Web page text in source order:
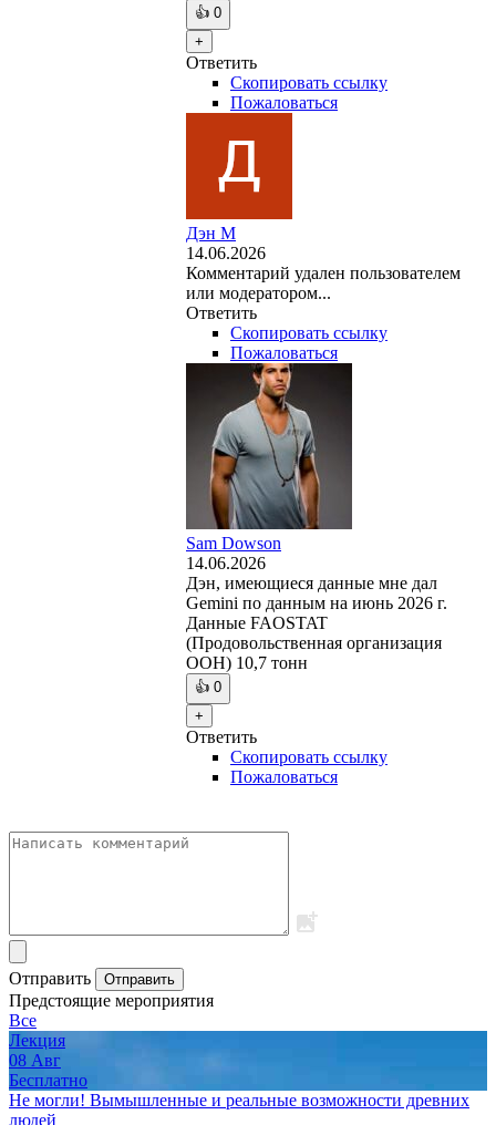
👍 0
+
Ответить
Скопировать ссылку
Пожаловаться
Дэн М
14.06.2026
Комментарий удален пользователем
или модератором...
Ответить
Скопировать ссылку
Пожаловаться
Sam Dowson
14.06.2026
Дэн, имеющиеся данные мне дал
Gemini по данным на июнь 2026 г.
Данные FAOSTAT
(Продовольственная организация
ООН) 10,7 тонн
👍 0
+
Ответить
Скопировать ссылку
Пожаловаться
Отправить Отправить
Предстоящие мероприятия
Все
Лекция
08 Авг
Бесплатно
Не могли! Вымышленные и реальные возможности древних
людей